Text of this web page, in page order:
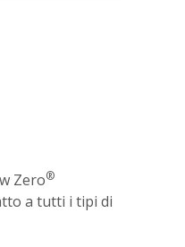
Zero®
a tutti i tipi di